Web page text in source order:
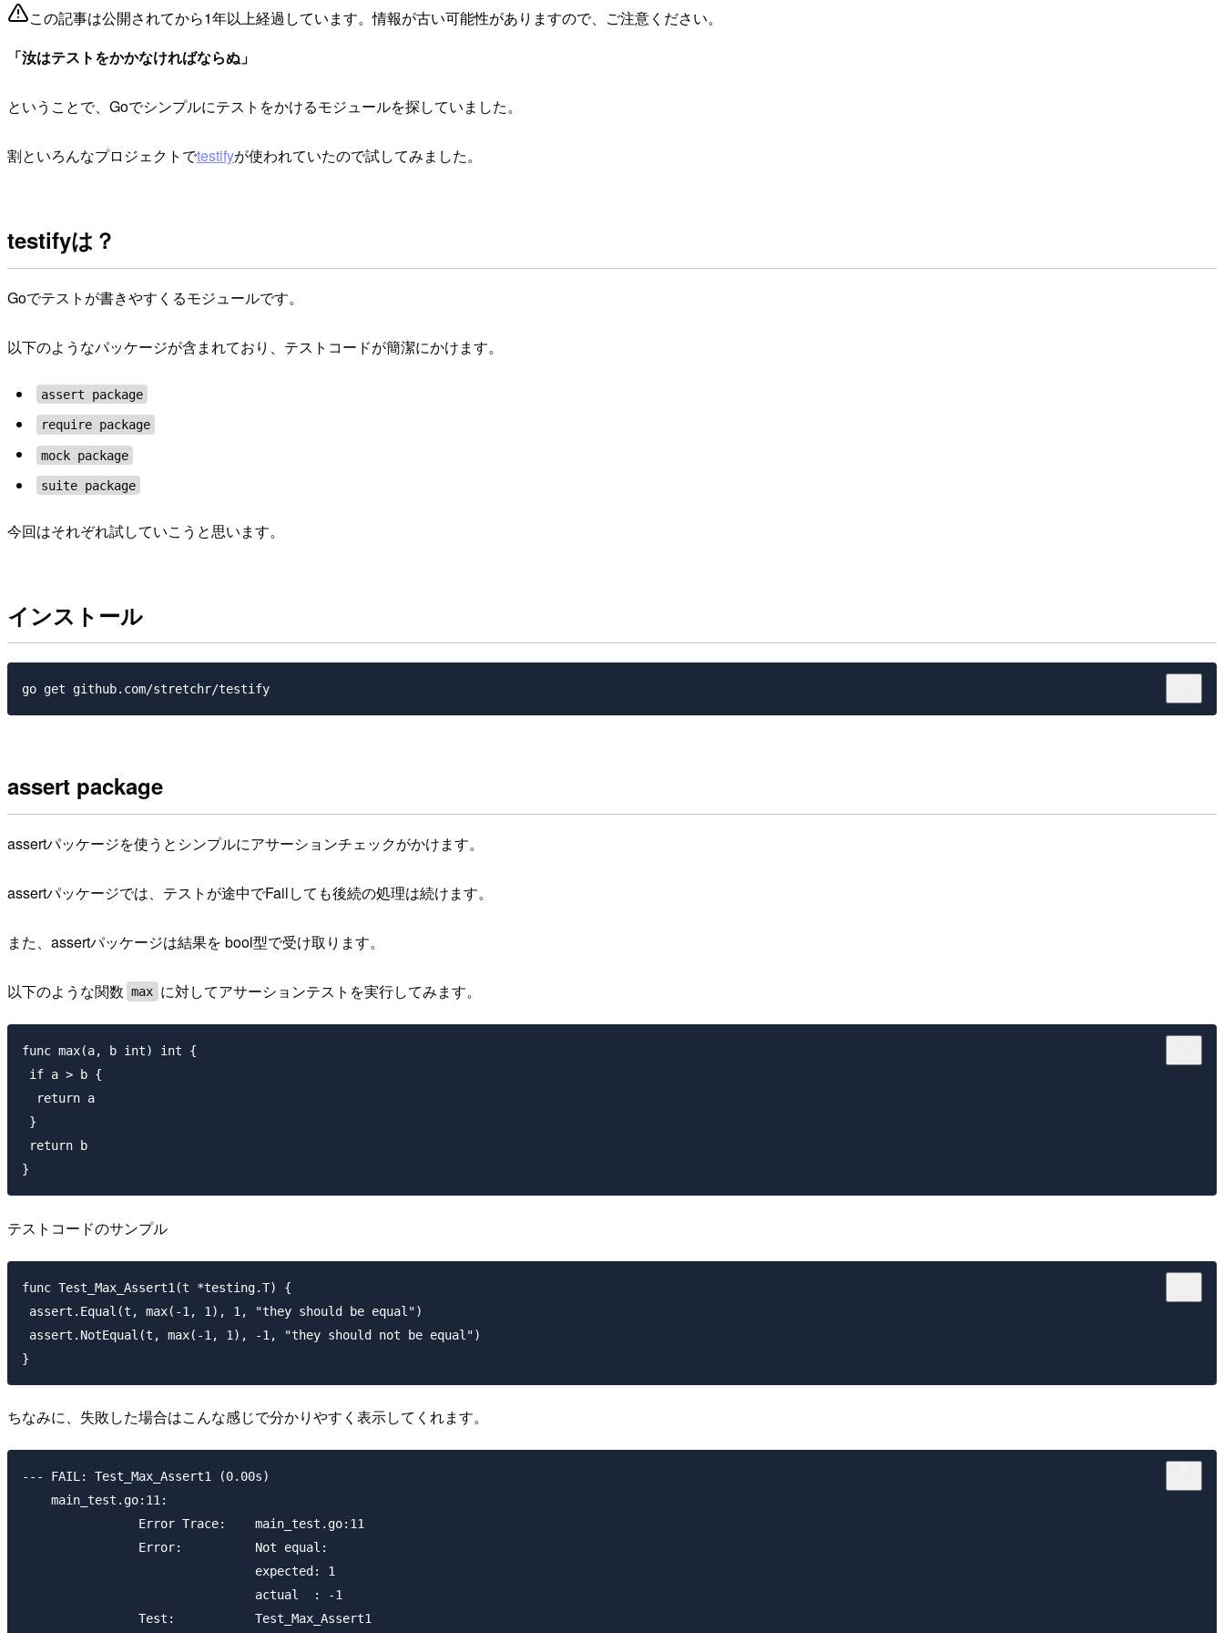
この記事は公開されてから1年以上経過しています。情報が古い可能性がありますので、ご注意ください。
「汝はテストをかかなければならぬ」
ということで、Goでシンプルにテストをかけるモジュールを探していました。
割といろんなプロジェクトでtestifyが使われていたので試してみました。
testifyは？
Goでテストが書きやすくるモジュールです。
以下のようなパッケージが含まれており、テストコードが簡潔にかけます。
assert package
require package
mock package
suite package
今回はそれぞれ試していこうと思います。
インストール
assert package
assertパッケージを使うとシンプルにアサーションチェックがかけます。
assertパッケージでは、テストが途中でFailしても後続の処理は続けます。
また、assertパッケージは結果を bool型で受け取ります。
以下のような関数 max に対してアサーションテストを実行してみます。
func max(a, b int) int {
if a > b {
  return a
}
return b
テストコードのサンプル
func Test_Max_Assert1(t *testing.T) {
assert.Equal(t, max(-1, 1), 1, "they should be equal")
assert.NotEqual(t, max(-1, 1), -1, "they should not be equal")
ちなみに、失敗した場合はこんな感じで分かりやすく表示してくれます。
--- FAIL: Test_Max_Assert1 (0.00s)
    main_test.go:11:
                Error Trace:    main_test.go:11
                Error:          Not equal:
                                expected: 1
                                actual  : -1
                Test:           Test_Max_Assert1